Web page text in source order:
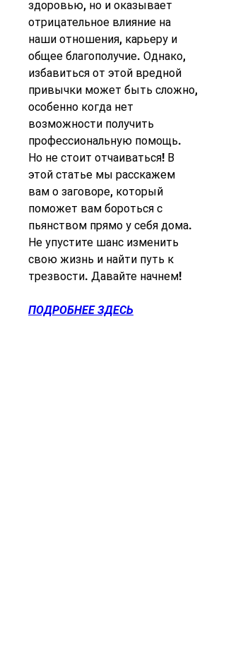
здоровью, но и оказывает
отрицательное влияние на
наши отношения, карьеру и
общее благополучие. Однако,
избавиться от этой вредной
привычки может быть сложно,
особенно когда нет
возможности получить
профессиональную помощь.
Но не стоит отчаиваться! В
этой статье мы расскажем
вам о заговоре, который
поможет вам бороться с
пьянством прямо у себя дома.
Не упустите шанс изменить
свою жизнь и найти путь к
трезвости. Давайте начнем!
ПОДРОБНЕЕ ЗДЕСЬ